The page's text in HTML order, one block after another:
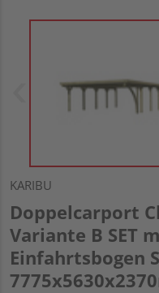
KARIBU
Doppelcarport
Variante B SET
Einfahrtsbogen